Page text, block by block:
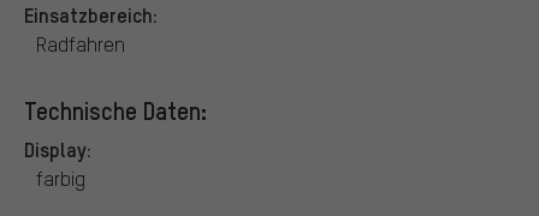
Einsatzbereich:
Radfahren
Technische Daten:
Display:
farbig